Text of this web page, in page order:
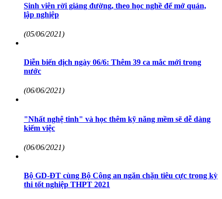
Sinh viên rời giảng đường, theo học nghề để mở quán,
lập nghiệp
(05/06/2021)
Diễn biến dịch ngày 06/6: Thêm 39 ca mắc mới trong
nước
(06/06/2021)
"Nhất nghệ tinh" và học thêm kỹ năng mềm sẽ dễ dàng
kiếm việc
(06/06/2021)
Bộ GD-ĐT cùng Bộ Công an ngăn chặn tiêu cực trong kỳ
thi tốt nghiệp THPT 2021